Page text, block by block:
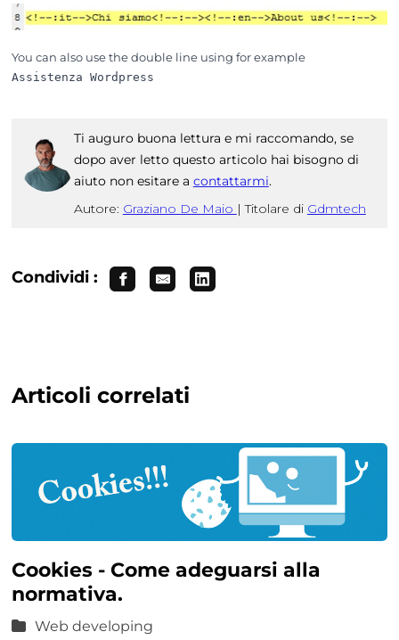
You can also use the double line using for example
Ti auguro buona lettura e mi raccomando, se
dopo aver letto questo articolo hai bisogno di
aiuto non esitare a contattarmi.
Autore: Graziano De Maio | Titolare di Gdmtech
Condividi :
Articoli correlati
Cookies - Come adeguarsi alla
normativa.
Web developing